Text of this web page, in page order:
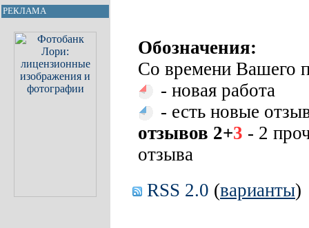
РЕКЛАМА
Обозначения:
Со времени Вашего
- новая работа
- есть новые
отзывов 2+3 - 2
отзыва
RSS 2.0 (варианты)